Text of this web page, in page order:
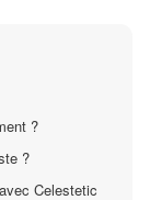
?
?
Celestetic